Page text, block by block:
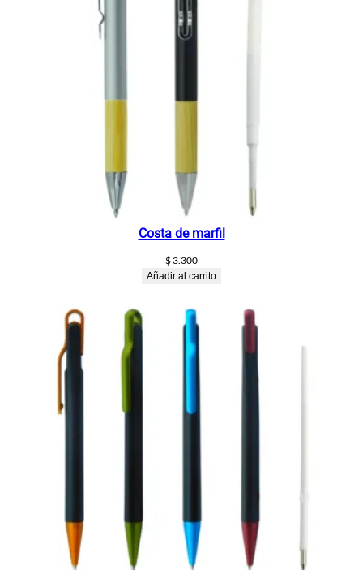
Costa de marfil
$3.300
Añadir al carrito